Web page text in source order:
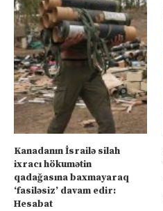
Kanadanın İsrailə silah
ixracı hökumətin
qadağasına baxmayaraq
‘fasiləsiz’ davam edir:
Hesabat